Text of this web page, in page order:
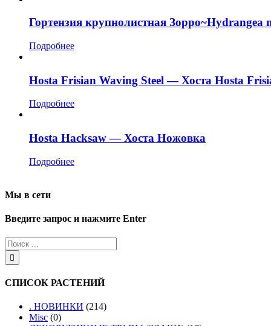
Гортензия крупнолистная
Подробнее
Hosta Frisian Waving Steel — Хоста Hosta
Подробнее
Hosta Hacksaw — Хоста Ножовка
Подробнее
Мы в сети
Введите запрос и нажмите Enter
СПИСОК РАСТЕНИЙ
. НОВИНКИ (214)
Misc (0)